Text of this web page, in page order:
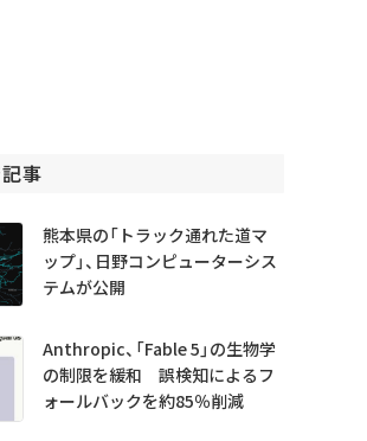
事
熊本県の「トラック通れた道マ
ップ」、日野コンピューターシス
テムが公開
Anthropic、「Fable 5」の生物学
の制限を緩和 誤検知によるフ
ォールバックを約85％削減